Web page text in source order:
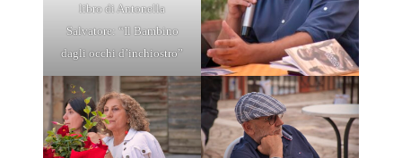
libro di Antonella
Salvatore: “Il Bambino
dagli occhi d’inchiostro”